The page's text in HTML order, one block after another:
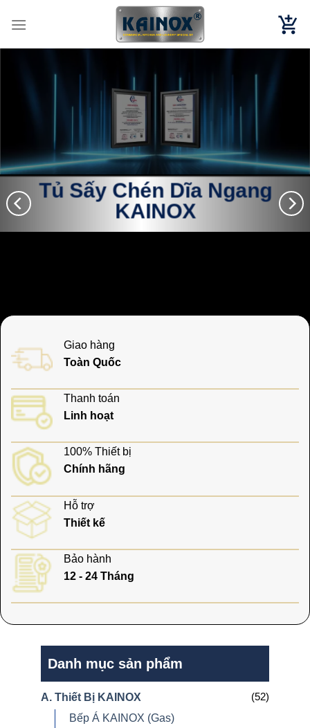
đến
Tủ Sấy Chén Dĩa Ngang
KAINOX
Giao hàng
Toàn Quốc
Thanh toán
Linh hoạt
100% Thiết bị
Chính hãng
Hỗ trợ
Thiết kế
Bảo hành
12 - 24 Tháng
Danh mục sản phẩm
A. Thiết Bị KAINOX
(52)
Bếp Á KAINOX (Gas)